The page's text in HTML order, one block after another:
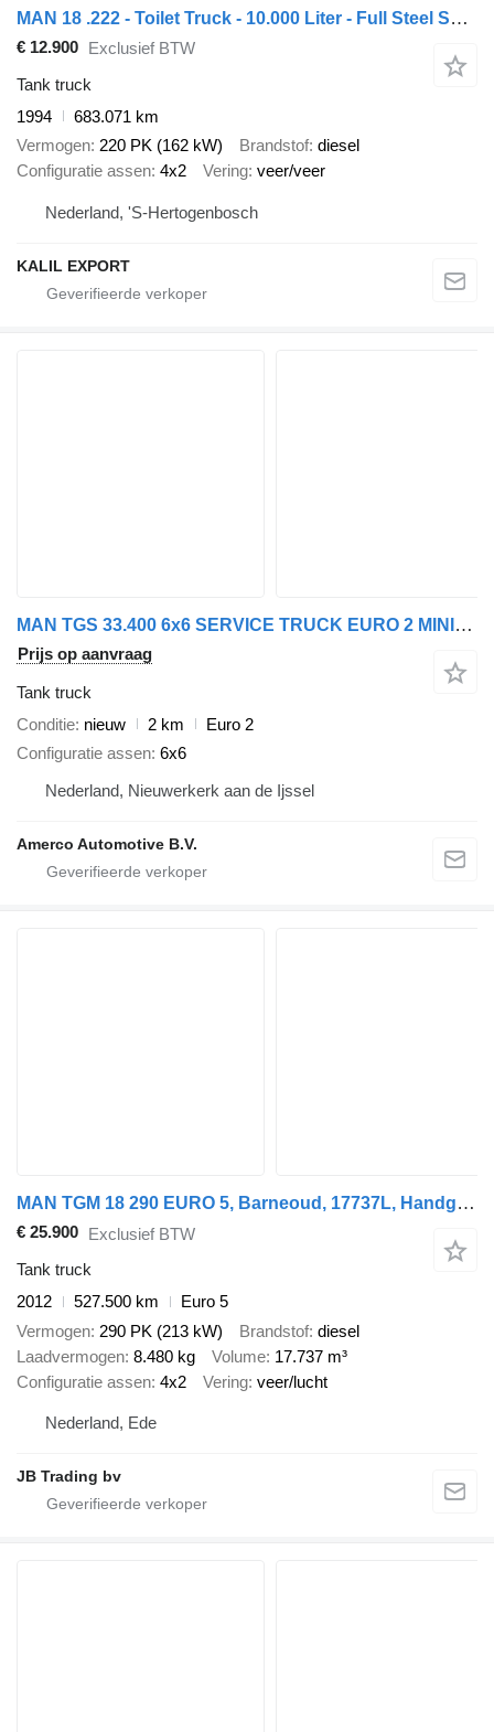
MAN 18 .222 - Toilet Truck - 10.000 Liter - Full Steel Suspension -
€ 12.900 Exclusief BTW
Tank truck
1994
683.071 km
Vermogen 220 PK (162 kW) Brandstof diesel
Configuratie assen 4x2 Vering veer/veer
Nederland, 'S-Hertogenbosch
KALIL EXPORT
MAN TGS 33.400 6x6 SERVICE TRUCK EURO 2 MINING SPEC
Prijs op aanvraag
Tank truck
Conditie nieuw 2 km
Euro 2
Configuratie assen 6x6
Nederland, Nieuwerkerk aan de Ijssel
Amerco Automotive B.V.
MAN TGM 18 290 EURO 5, Barneoud, 17737L, Handgeschakeld, Retarder
€ 25.900 Exclusief BTW
Tank truck
2012
527.500 km
Euro 5
Vermogen 290 PK (213 kW) Brandstof diesel
Laadvermogen 8.480 kg Volume 17.737 m³
Configuratie assen 4x2 Vering veer/lucht
Nederland, Ede
JB Trading bv